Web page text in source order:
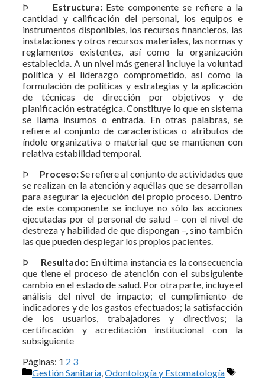
Þ Estructura:Este componente se refiere a la
cantidad y calificación del personal, los equipos e
instrumentos disponibles, los recursos financieros, las
instalaciones y otros recursos materiales, las normas y
reglamentos existentes, así como la organización
establecida. A un nivel más general incluye la voluntad
política y el liderazgo comprometido, así como la
formulación de políticas y estrategias y la aplicación
de técnicas de dirección por objetivos y de
planificación estratégica. Constituye lo que en sistema
se llama insumos o entrada. En otras palabras, se
refiere al conjunto de características o atributos de
índole organizativa o material que se mantienen con
relativa estabilidad temporal.
Þ Proceso:Se refiere al conjunto de actividades que
se realizan en la atención y aquéllas que se desarrollan
para asegurar la ejecución del propio proceso. Dentro
de este componente se incluye no sólo las acciones
ejecutadas por el personal de salud – con el nivel de
destreza y habilidad de que dispongan –, sino también
las que pueden desplegar los propios pacientes.
Þ Resultado: En última instancia es la consecuencia
que tiene el proceso de atención con el subsiguiente
cambio en el estado de salud. Por otra parte, incluye el
análisis del nivel de impacto; el cumplimiento de
indicadores y de los gastos efectuados; la satisfacción
de los usuarios, trabajadores y directivos; la
certificación y acreditación institucional con la
subsiguiente
Páginas: 1 2 3
Categorías
Gestión Sanitaria Odontología y Estomatología